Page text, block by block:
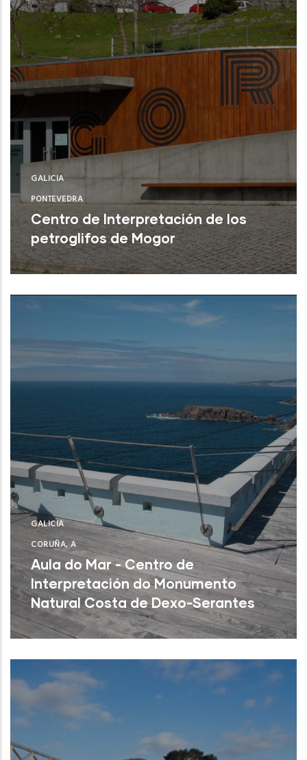
GALICIA
PONTEVEDRA
Centro de Interpretación de los
petroglifos de Mogor
Marín (Pontevedra)
GALICIA
CORUÑA, A
Aula do Mar - Centro de
Interpretación do Monumento
Natural Costa de Dexo-Serantes
Oleiros (A Coruña)